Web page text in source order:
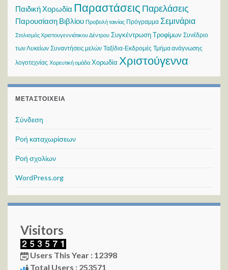
Παιδική Χορωδία Παραστάσεις Παρελάσεις
Παρουσίαση Βιβλίου Προβολή ταινίας Πρόγραμμα Σεμινάρια
Στολισμός Χριστουγεννιάτικου Δέντρου Συγκέντρωση Τροφίμων Συνέδριο
των Λυκείων Συναντήσεις μελών Ταξίδια-Εκδρομές Τμήμα ανάγνωσης
λογοτεχνίας Χορευτική ομάδα Χορωδία Χριστούγεννα
ΜΕΤΑΣΤΟΙΧΕΊΑ
Σύνδεση
Ροή καταχωρίσεων
Ροή σχολίων
WordPress.org
Visitors
Users This Year : 12398
Total Users : 253571